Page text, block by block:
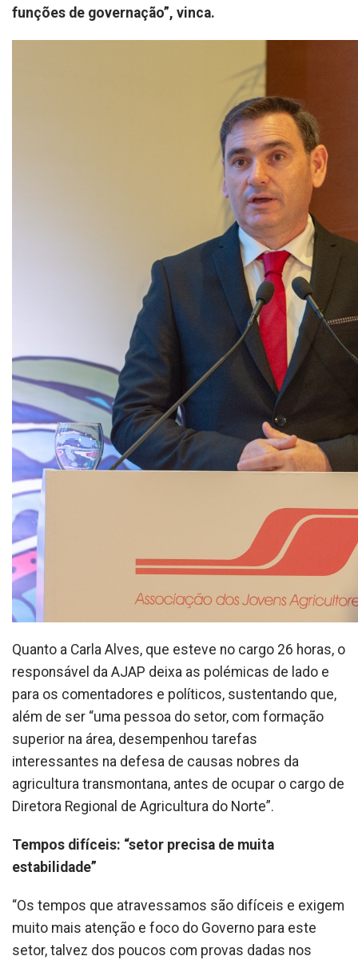
funções de governação”, vinca.
Quanto a Carla Alves, que esteve no cargo 26 horas, o
responsável da AJAP deixa as polémicas de lado e
para os comentadores e políticos, sustentando que,
além de ser “uma pessoa do setor, com formação
superior na área, desempenhou tarefas
interessantes na defesa de causas nobres da
agricultura transmontana, antes de ocupar o cargo de
Diretora Regional de Agricultura do Norte”.
Tempos difíceis: “setor precisa de muita
estabilidade”
“Os tempos que atravessamos são difíceis e exigem
muito mais atenção e foco do Governo para este
setor, talvez dos poucos com provas dadas nos